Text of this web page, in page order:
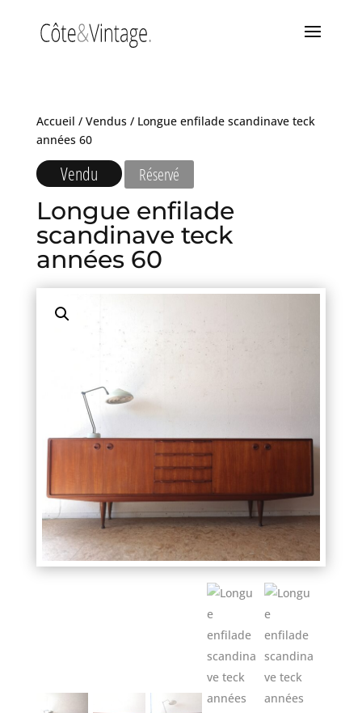
Accueil / Vendus/ Longue enfilade scandinave teck
années 60
Vendu Réservé
Longue enfilade
scandinave teck
années 60